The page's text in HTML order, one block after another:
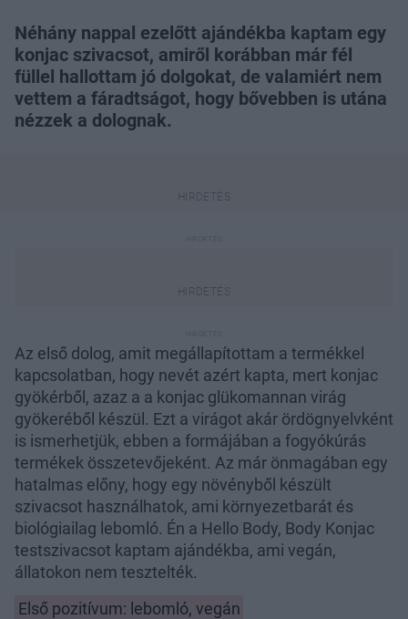
Néhány nappal ezelőtt ajándékba kaptam egy
konjac szivacsot, amiről korábban már fél
füllel hallottam jó dolgokat, de valamiért nem
vettem a fáradtságot, hogy bővebben is utána
nézzek a dolognak.
Az első dolog, amit megállapítottam a termékkel
kapcsolatban, hogy nevét azért kapta, mert konjac
gyökérből, azaz a a konjac glükomannan virág
gyökeréből készül. Ezt a virágot akár ördögnyelvként
is ismerhetjük, ebben a formájában a fogyókúrás
termékek összetevőjeként. Az már önmagában egy
hatalmas előny, hogy egy növényből készült
szivacsot használhatok, ami környezetbarát és
biológiailag lebomló. Én a Hello Body, Body Konjac
testszivacsot kaptam ajándékba, ami vegán,
állatokon nem tesztelték.
Első pozitívum: lebomló, vegán